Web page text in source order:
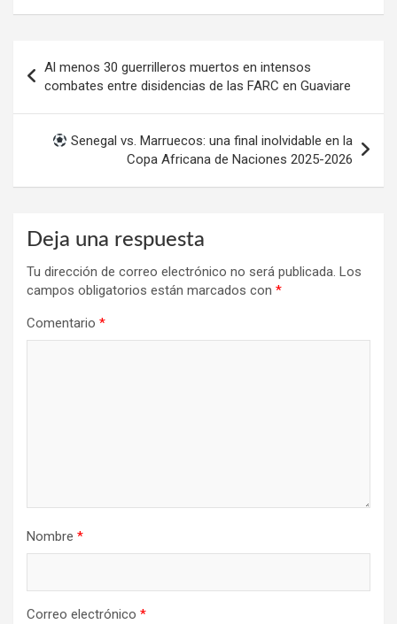
de
entradas
Al menos 30 guerrilleros muertos en intensos
combates entre disidencias de las FARC en Guaviare
Senegal vs. Marruecos: una final inolvidable en la
Copa Africana de Naciones 2025-2026
Deja una respuesta
Tu dirección de correo electrónico no será publicada. Los
campos obligatorios están marcados con *
Comentario *
Nombre *
Correo electrónico *